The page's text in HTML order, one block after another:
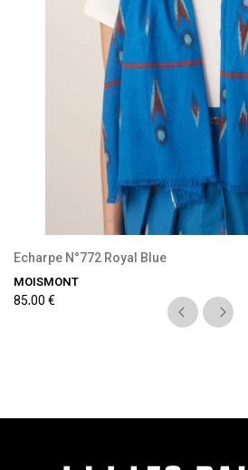
Echarpe N°772 Royal Blue
MOISMONT
85,00 €